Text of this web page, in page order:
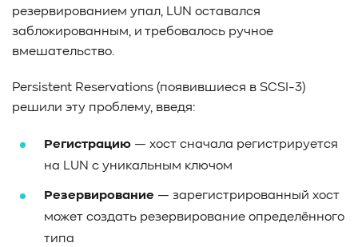
резервированием упал, LUN оставался
заблокированным, и требовалось ручное
вмешательство.
Persistent Reservations (появившиеся в SCSI-3)
решили эту проблему, введя:
Регистрацию — хост сначала регистрируется
на LUN с уникальным ключом
Резервирование — зарегистрированный хост
может создать резервирование определённого
типа